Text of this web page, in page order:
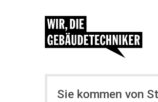
Sie kommen von